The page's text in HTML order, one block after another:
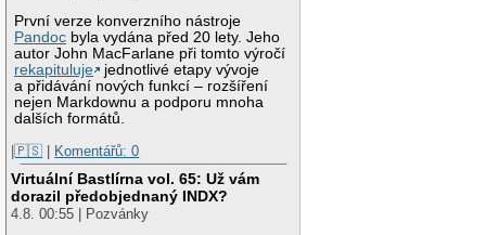
První verze konverzního nástroje
Pandoc byla vydána před 20 lety. Jeho
autor John MacFarlane při tomto výročí
rekapituluje
jednotlivé etapy vývoje
a přidávání nových funkcí – rozšíření
nejen Markdownu a podporu mnoha
dalších formátů.
|🇵🇸 | Komentářů: 0
Virtuální Bastlírna vol. 65: Už vám
dorazil předobjednaný INDX?
4.8. 00:55 | Pozvánky